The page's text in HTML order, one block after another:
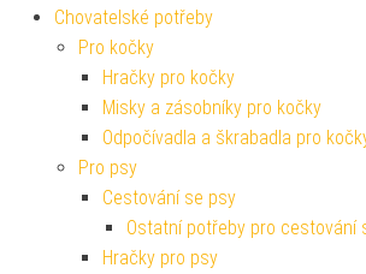
Chovatelské potřeby
Pro kočky
Hračky pro kočky
Misky a zásobníky pro kočky
Odpočívadla a škrabadla pro
Pro psy
Cestování se psy
Ostatní potřeby pro cestování
Hračky pro psy